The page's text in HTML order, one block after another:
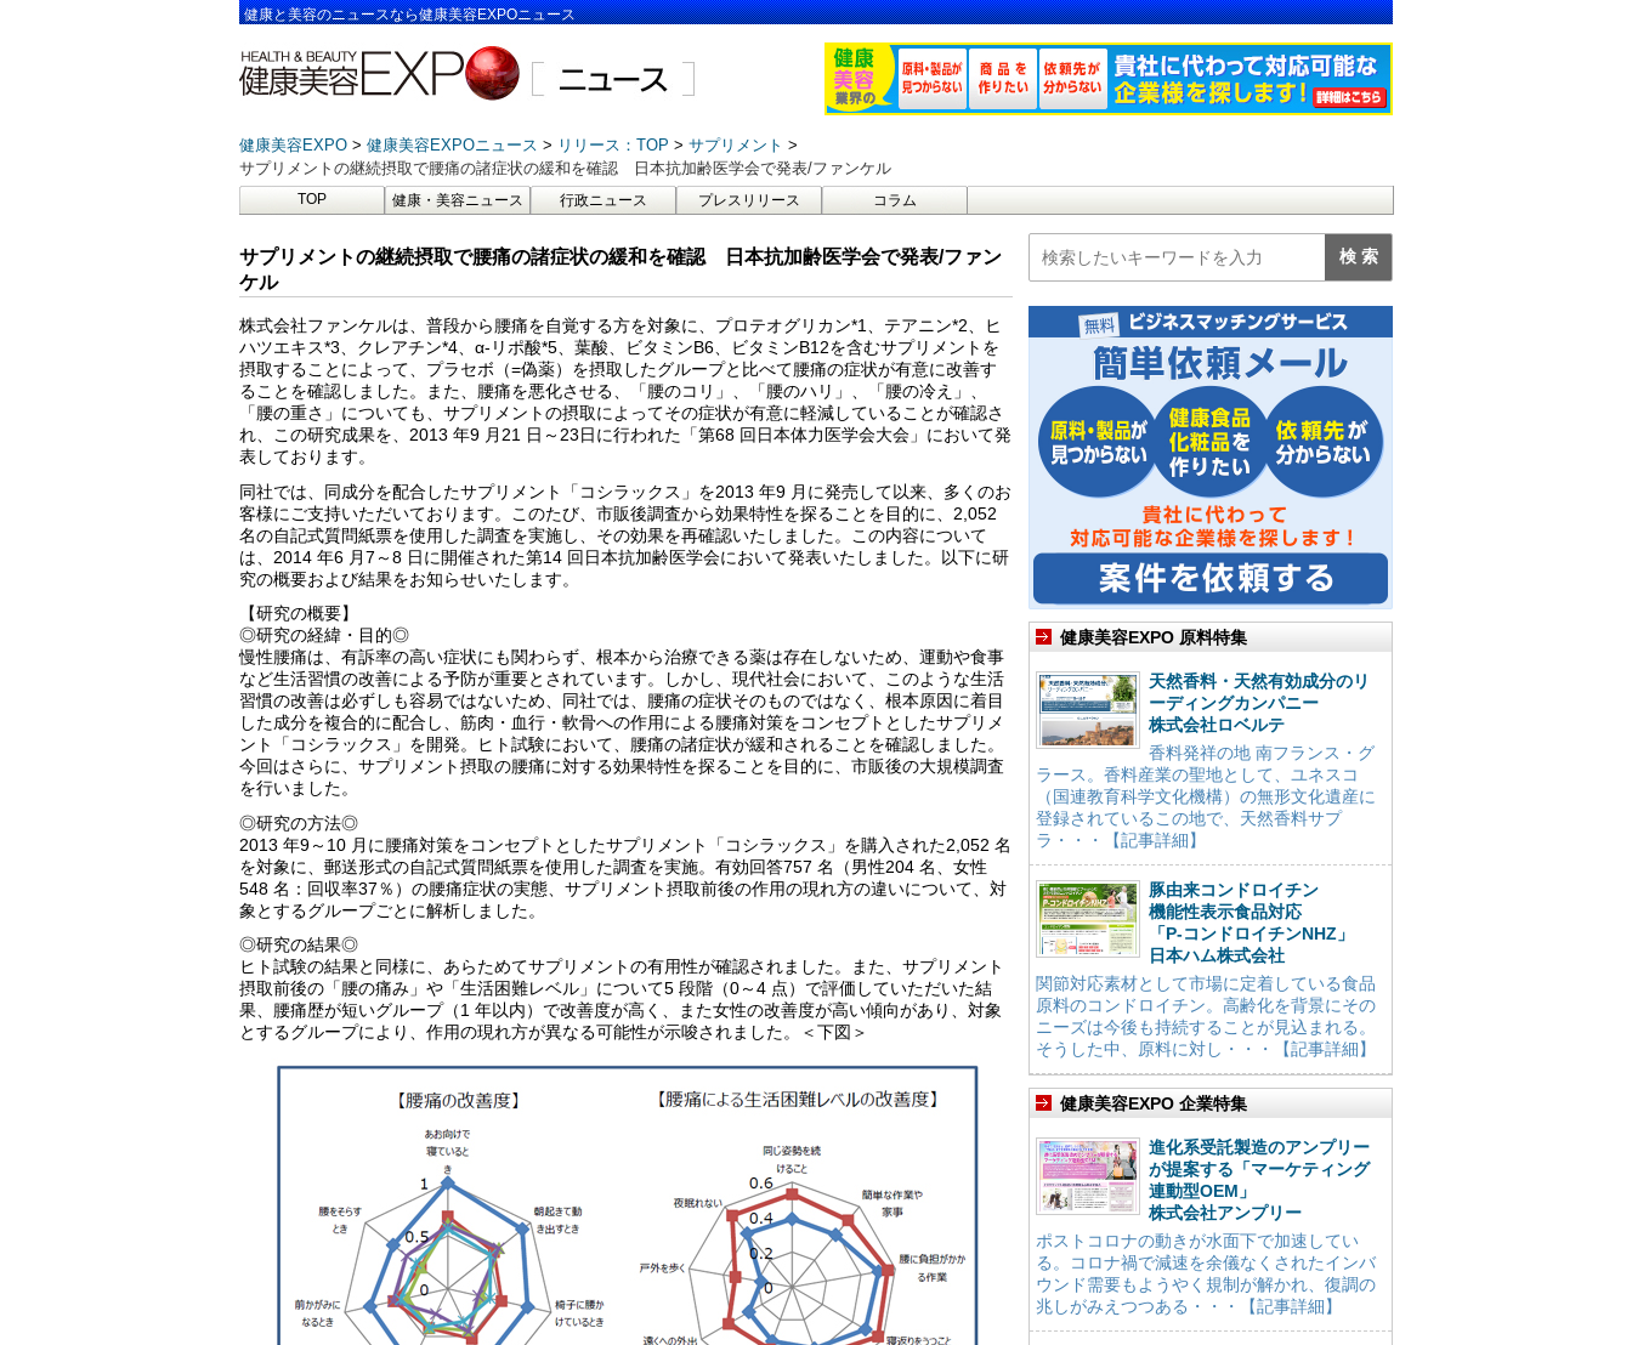
健康と美容のニュースなら健康美容EXPOニュース
健康美容EXPO 健康美容EXPOニュース リリース：TOP
サプリメント
サプリメントの継続摂取で腰痛の諸症状の緩和を確認 日本抗加齢医学会で発表/ファンケル
TOP 健康・美容ニュース 行政ニュース プレスリリース コラム
サプリメントの継続摂取で腰痛の諸症状の緩和を確認 日本抗加齢医学会で発表/ファン
ケル
株式会社ファンケルは、普段から腰痛を自覚する方を対象に、プロテオグリカン*1、テアニン*2、ヒ
ハツエキス*3、クレアチン*4、α-リポ酸*5、葉酸、ビタミンB6、ビタミンB12を含むサプリメントを
摂取することによって、プラセボ（=偽薬）を摂取したグループと比べて腰痛の症状が有意に改善す
ることを確認しました。また、腰痛を悪化させる、「腰のコリ」、「腰のハリ」、「腰の冷え」、
「腰の重さ」についても、サプリメントの摂取によってその症状が有意に軽減していることが確認さ
れ、この研究成果を、2013 年9 月21 日～23日に行われた「第68 回日本体力医学会大会」において発
表しております。
同社では、同成分を配合したサプリメント「コシラックス」を2013 年9 月に発売して以来、多くのお
客様にご支持いただいております。このたび、市販後調査から効果特性を探ることを目的に、2,052
名の自記式質問紙票を使用した調査を実施し、その効果を再確認いたしました。この内容について
は、2014 年6 月7～8 日に開催された第14 回日本抗加齢医学会において発表いたしました。以下に研
究の概要および結果をお知らせいたします。
【研究の概要】
◎研究の経緯・目的◎
慢性腰痛は、有訴率の高い症状にも関わらず、根本から治療できる薬は存在しないため、運動や食事
など生活習慣の改善による予防が重要とされています。しかし、現代社会において、このような生活
習慣の改善は必ずしも容易ではないため、同社では、腰痛の症状そのものではなく、根本原因に着目
した成分を複合的に配合し、筋肉・血行・軟骨への作用による腰痛対策をコンセプトとしたサプリメ
ント「コシラックス」を開発。ヒト試験において、腰痛の諸症状が緩和されることを確認しました。
今回はさらに、サプリメント摂取の腰痛に対する効果特性を探ることを目的に、市販後の大規模調査
を行いました。
◎研究の方法◎
2013 年9～10 月に腰痛対策をコンセプトとしたサプリメント「コシラックス」を購入された2,052 名
を対象に、郵送形式の自記式質問紙票を使用した調査を実施。有効回答757 名（男性204 名、女性
548 名：回収率37％）の腰痛症状の実態、サプリメント摂取前後の作用の現れ方の違いについて、対
象とするグループごとに解析しました。
◎研究の結果◎
ヒト試験の結果と同様に、あらためてサプリメントの有用性が確認されました。また、サプリメント
摂取前後の「腰の痛み」や「生活困難レベル」について5 段階（0～4 点）で評価していただいた結
果、腰痛歴が短いグループ（1 年以内）で改善度が高く、また女性の改善度が高い傾向があり、対象
とするグループにより、作用の現れ方が異なる可能性が示唆されました。＜下図＞
健康美容EXPO 原料特集
天然香料・天然有効成分のリ
ーディングカンパニー
株式会社ロベルテ
香料発祥の地 南フランス・グ
ラース。香料産業の聖地として、ユネスコ
（国連教育科学文化機構）の無形文化遺産に
登録されているこの地で、天然香料サプ
ラ・・・【記事詳細】
豚由来コンドロイチン
機能性表示食品対応
「P-コンドロイチンNHZ」
日本ハム株式会社
関節対応素材として市場に定着している食品
原料のコンドロイチン。高齢化を背景にその
ニーズは今後も持続することが見込まれる。
そうした中、原料に対し・・・【記事詳細】
健康美容EXPO 企業特集
進化系受託製造のアンプリー
が提案する「マーケティング
連動型OEM」
株式会社アンプリー
ポストコロナの動きが水面下で加速してい
る。コロナ禍で減速を余儀なくされたインバ
ウンド需要もようやく規制が解かれ、復調の
兆しがみえつつある・・・【記事詳細】